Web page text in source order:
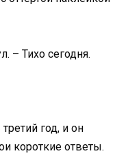
– Тихо сегодня.
год, и он
короткие ответы.